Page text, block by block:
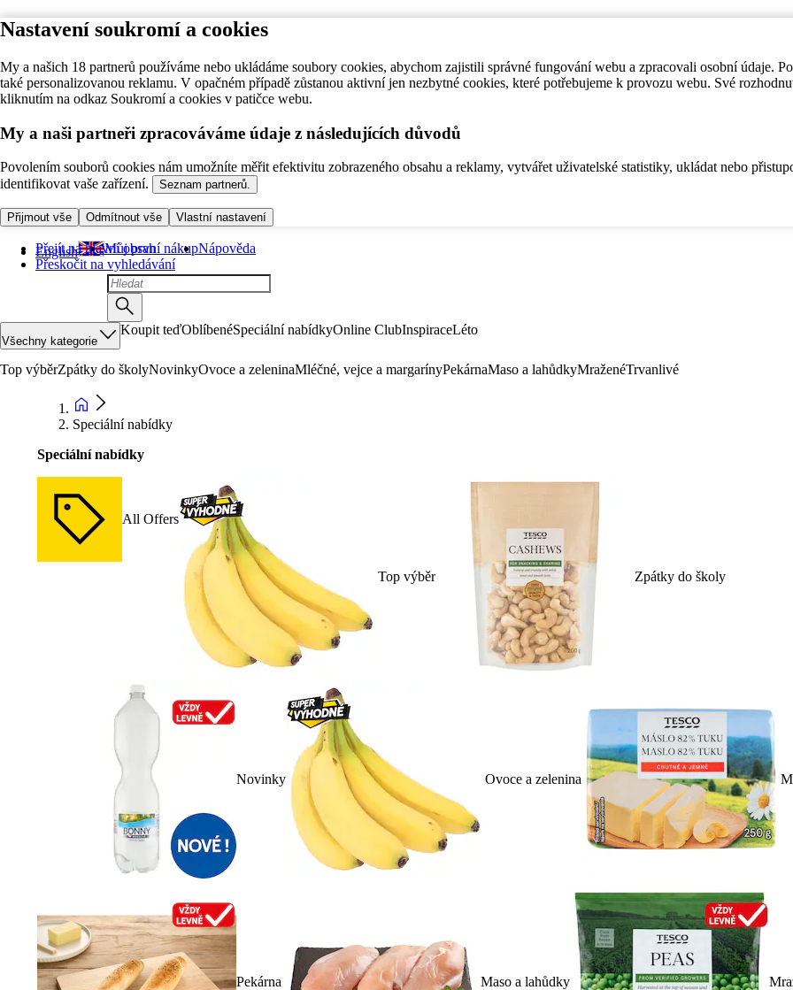
Nastavení soukromí a cookies
My a našich 18 partnerů používáme nebo ukládáme soubory cookies, abychom zajistili správné fungování webu a zpracovali osobní údaje.
také personalizovanou reklamu. V opačném případě zůstanou aktivní jen nezbytné cookies, které potřebujeme k provozu webu. Své
kliknutím na odkaz Soukromí a cookies v patičce webu.
My a naši partneři zpracováváme údaje z následujících důvodů
Povolením souborů cookies nám umožníte měřit efektivitu zobrazeného obsahu a reklamy, vytvářet uživatelské statistiky, ukládat nebo
identifikovat vaše zařízení.
Seznam partnerů.
Přijmout vše Odmítnout vše Vlastní nastavení
Přejít na hlavní obsah
Přeskočit na vyhledávání
English Můj první nákupNápověda
Všechny kategorie
Koupit teďOblíbenéSpeciální nabídkyOnline ClubInspiraceLéto
Top výběrZpátky do školyNovinkyOvoce a zeleninaMléčné, vejce a margarínyPekárnaMaso a lahůdkyMraženéTrvanlivé
Speciální nabídky
Speciální nabídky
All Offers
Top výběr Zpátky do školy
Novinky Ovoce a zelenina
Pekárna Maso a lahůdky